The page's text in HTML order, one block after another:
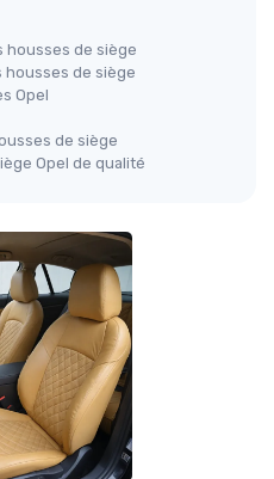
housses de siège
housses de siège
Opel
de siège
Opel de qualité